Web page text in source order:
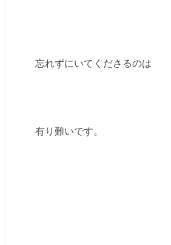
忘れずにいてくださるのは
有り難いです。